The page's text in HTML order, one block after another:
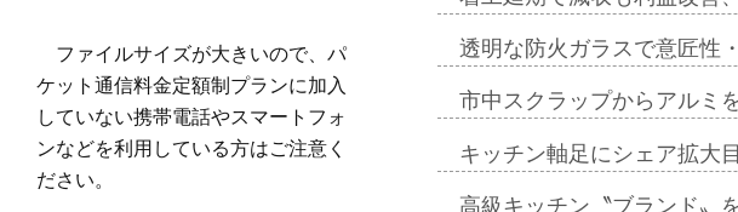
透明な防火ガラスで意匠性
市中スクラップからアルミ
キッチン軸足にシェア拡大
高級キッチン〝ブランド〟
ファイルサイズが大きいので、パ
ケット通信料金定額制プランに加入
していない携帯電話やスマートフォ
ンなどを利用している方はご注意く
ださい。